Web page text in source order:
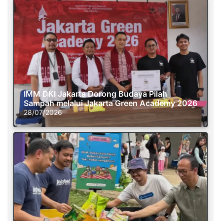
IMM DKI Jakarta Dorong Budaya Pilah
Sampah melalui Jakarta Green Academy 2026
28/07/2026